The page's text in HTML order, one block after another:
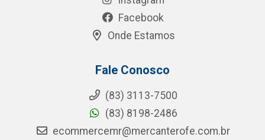
Facebook
Onde Estamos
Fale Conosco
(83) 3113-7500
(83) 8198-2486
ecommercemr@mercanterofe.com.br